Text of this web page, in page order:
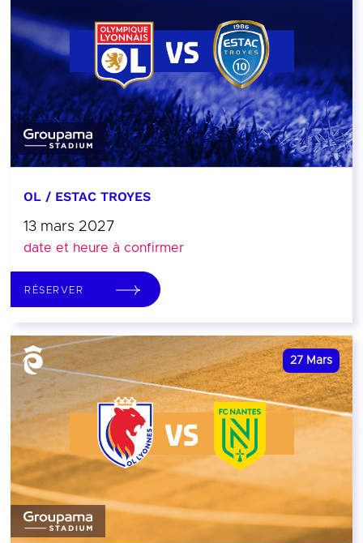
OL / ESTAC TROYES
13 mars 2027
date et heure à confirmer
RÉSERVER
27 Mars